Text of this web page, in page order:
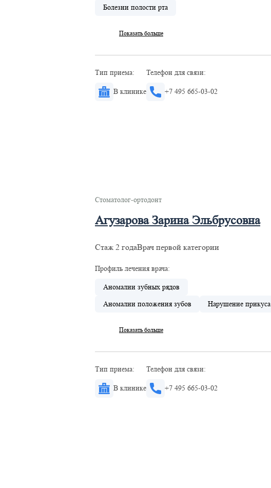
Болезни полости рта
Показать больше
Тип приема:
В клинике
Телефон для связи:
+7 495 665-03-02
Стоматолог-ортодонт
Агузарова Зарина Эльбрусовна
Стаж 2 годаВрач первой категории
Профиль лечения врача:
Аномалии зубных рядов
Аномалии положения зубов Нарушение прикуса
Показать больше
Тип приема:
В клинике
Телефон для связи:
+7 495 665-03-02